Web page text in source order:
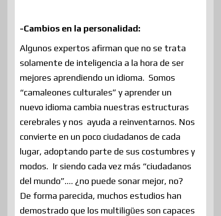
-Cambios en la personalidad:
Algunos expertos afirman que no se trata
solamente de inteligencia a la hora de ser
mejores aprendiendo un idioma. Somos
“camaleones culturales” y aprender un
nuevo idioma cambia nuestras estructuras
cerebrales y nos ayuda a reinventarnos. Nos
convierte en un poco ciudadanos de cada
lugar, adoptando parte de sus costumbres y
modos. Ir siendo cada vez más “ciudadanos
del mundo”…. ¿no puede sonar mejor, no?
De forma parecida, muchos estudios han
demostrado que los multiligües son capaces